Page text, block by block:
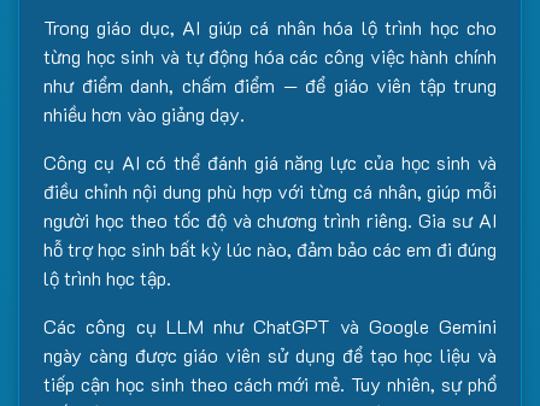
Trong giáo dục, AI giúp cá nhân hóa lộ trình học cho
từng học sinh và tự động hóa các công việc hành chính
như điểm danh, chấm điểm — để giáo viên tập trung
nhiều hơn vào giảng dạy.
Công cụ AI có thể đánh giá năng lực của học sinh và
điều chỉnh nội dung phù hợp với từng cá nhân, giúp mỗi
người học theo tốc độ và chương trình riêng. Gia sư AI
hỗ trợ học sinh bất kỳ lúc nào, đảm bảo các em đi đúng
lộ trình học tập.
Các công cụ LLM như ChatGPT và Google Gemini
ngày càng được giáo viên sử dụng để tạo học liệu và
tiếp cận học sinh theo cách mới mẻ. Tuy nhiên, sự phổ